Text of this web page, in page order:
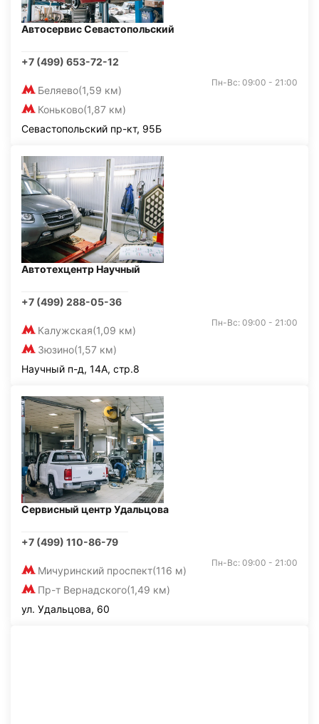
Автосервис Севастопольский
+7 (499) 653-72-12
Беляево(1,59 км)
Коньково(1,87 км)
Пн-Вс: 09:00 - 21:00
Севастопольский пр-кт, 95Б
Автотехцентр Научный
+7 (499) 288-05-36
Калужская(1,09 км)
Зюзино(1,57 км)
Пн-Вс: 09:00 - 21:00
Научный п-д, 14А, стр.8
Сервисный центр Удальцова
+7 (499) 110-86-79
Мичуринский проспект(116 м)
Пр-т Вернадского(1,49 км)
Пн-Вс: 09:00 - 21:00
ул. Удальцова, 60